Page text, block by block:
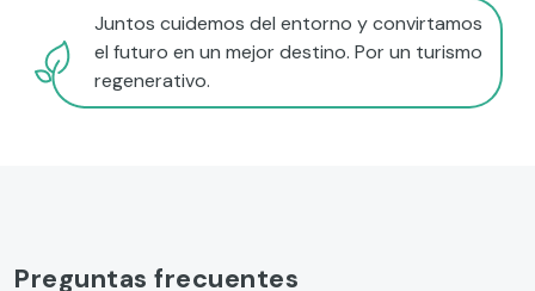
Juntos cuidemos del entorno y convirtamos
el futuro en un mejor destino. Por un turismo
regenerativo.
Preguntas frecuentes